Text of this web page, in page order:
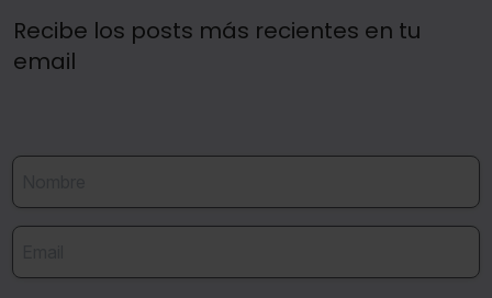
Recibe los posts más recientes en tu
email